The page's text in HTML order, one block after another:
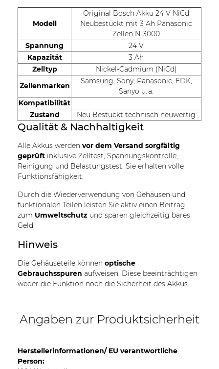
Modell
Original Bosch Akku 24 V NiCd
Neubestückt mit 3 Ah Panasonic
Zellen N-3000
Spannung
24 V
Kapazität
3 Ah
Zelltyp
Nickel-Cadmium (NiCd)
Zellenmarken
Samsung, Sony, Panasonic, FDK,
Sanyo u. a.
Kompatibilität
Zustand
Neu Bestückt technisch neuwertig
Qualität & Nachhaltigkeit
Alle Akkus werden vor dem Versand sorgfältig
geprüft inklusive Zelltest, Spannungskontrolle,
Reinigung und Belastungstest. Sie erhalten volle
Funktionsfähigkeit.
Durch die Wiederverwendung von Gehäusen und
funktionalen Teilen leisten Sie aktiv einen Beitrag
zum Umweltschutz und sparen gleichzeitig bares
Geld.
Hinweis
Die Gehäuseteile können optische
Gebrauchsspuren aufweisen. Diese beeinträchtigen
weder die Funktion noch die Sicherheit des Akkus.
Angaben zur Produktsicherheit
Herstellerinformationen/ EU verantwortliche
Person: